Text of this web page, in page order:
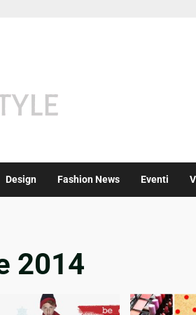
Design Fashion News Eventi
2014